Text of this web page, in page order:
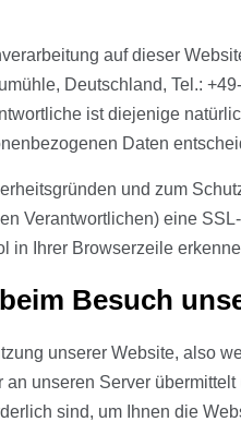
auf dieser
Deutschland, Tel.:
ist diejenige
Daten
und zum
Verantwortlichen) eine
in Ihrer Browserzeile
Besuch
unserer Website, also
unseren Server
sind, um Ihnen die